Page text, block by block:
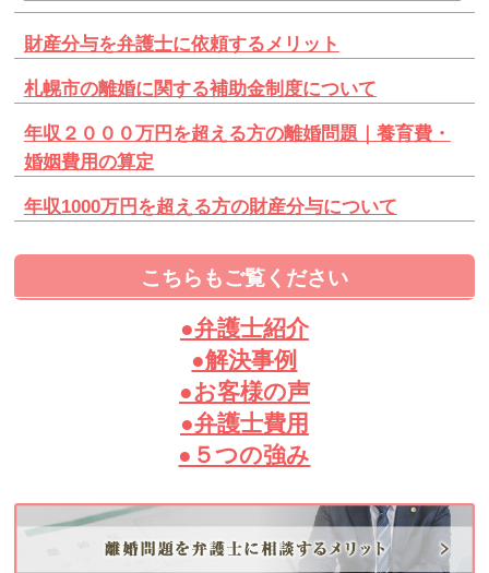
財産分与を弁護士に依頼するメリット
札幌市の離婚に関する補助金制度について
年収２０００万円を超える方の離婚問題｜養育費・
婚姻費用の算定
年収1000万円を超える方の財産分与について
こちらもご覧ください
●弁護士紹介
●解決事例
●お客様の声
●弁護士費用
●５つの強み